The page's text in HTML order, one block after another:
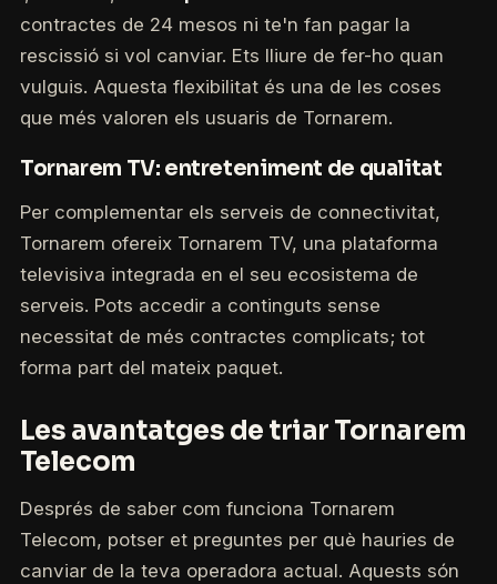
contractes de 24 mesos ni te'n fan pagar la
rescissió si vol canviar. Ets lliure de fer-ho quan
vulguis. Aquesta flexibilitat és una de les coses
que més valoren els usuaris de Tornarem.
Tornarem TV: entreteniment de qualitat
Per complementar els serveis de connectivitat,
Tornarem ofereix Tornarem TV, una plataforma
televisiva integrada en el seu ecosistema de
serveis. Pots accedir a continguts sense
necessitat de més contractes complicats; tot
forma part del mateix paquet.
Les avantatges de triar Tornarem
Telecom
Després de saber com funciona Tornarem
Telecom, potser et preguntes per què hauries de
canviar de la teva operadora actual. Aquests són